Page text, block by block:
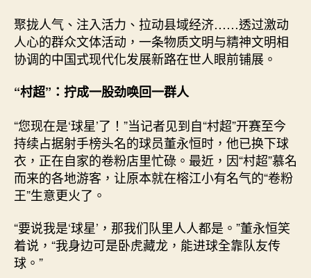
聚拢人气、注入活力、拉动县域经济……透过激动
人心的群众文体活动，一条物质文明与精神文明相
协调的中国式现代化发展新路在世人眼前铺展。
“村超”：拧成一股劲唤回一群人
“您现在是‘球星’了！”当记者见到自“村超”开赛至今
持续占据射手榜头名的球员董永恒时，他已换下球
衣，正在自家的卷粉店里忙碌。最近，因“村超”慕名
而来的各地游客，让原本就在榕江小有名气的“卷粉
王”生意更火了。
“要说我是‘球星’，那我们队里人人都是。”董永恒笑
着说，“我身边可是卧虎藏龙，能进球全靠队友传
球。”